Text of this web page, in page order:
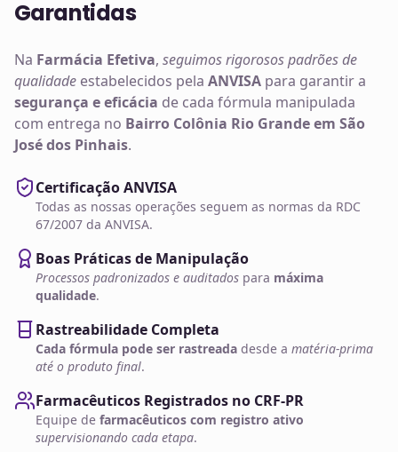
Garantidas
Na Farmácia Efetiva, seguimos rigorosos padrões de
qualidade estabelecidos pela ANVISA para garantir a
segurança e eficácia de cada fórmula manipulada
com entrega no Bairro Colônia Rio Grande em São
José dos Pinhais.
Certificação ANVISA
Todas as nossas operações seguem as normas da RDC
67/2007 da ANVISA.
Boas Práticas de Manipulação
Processos padronizados e auditados para máxima
qualidade.
Rastreabilidade Completa
Cada fórmula pode ser rastreada desde a matéria-prima
até o produto final.
Farmacêuticos Registrados no CRF-PR
Equipe de farmacêuticos com registro ativo
supervisionando cada etapa.